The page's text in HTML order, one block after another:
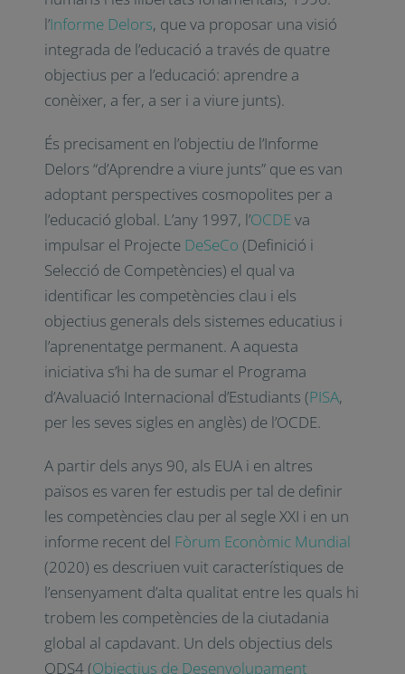
l’Informe Delors, que va proposar una visió
integrada de l’educació a través de quatre
objectius per a l’educació: aprendre a
conèixer, a fer, a ser i a viure junts).
És precisament en l’objectiu de l’Informe
Delors “d’Aprendre a viure junts” que es van
adoptant perspectives cosmopolites per a
l’educació global. L’any 1997, l’OCDEva
impulsar el Projecte DeSeCo (Definició i
Selecció de Competències) el qual va
identificar les competències clau i els
objectius generals dels sistemes educatius i
l’aprenentatge permanent. A aquesta
iniciativa s’hi ha de sumar el Programa
d’Avaluació Internacional d’Estudiants (PISA,
per les seves sigles en anglès) de l’OCDE.
A partir dels anys 90, als EUA i en altres
països es varen fer estudis per tal de definir
les competències clau per al segle XXI i en un
informe recent del Fòrum Econòmic Mundial
(2020) es descriuen vuit característiques de
l’ensenyament d’alta qualitat entre les quals hi
trobem les competències de la ciutadania
global al capdavant. Un dels objectius dels
ODS4 (Objectius de Desenvolupament